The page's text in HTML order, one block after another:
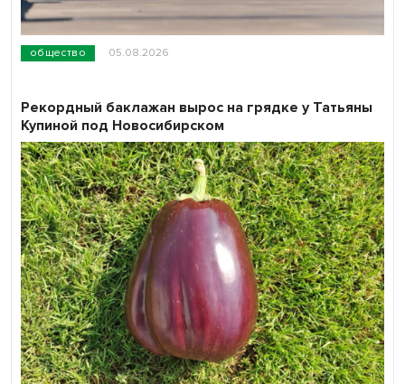
общество 05.08.2026
Рекордный баклажан вырос на грядке у Татьяны
Купиной под Новосибирском